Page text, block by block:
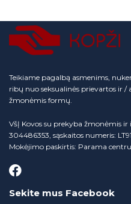
Teikiame pagalbą asmenims,
ribų nuo seksualinės prievartos ir /
žmonėmis formų.
VšĮ Kovos su prekyba žmonėmis
304486353, sąskaitos numeris:
Mokėjimo paskirtis: Parama
Sekite mus Facebook